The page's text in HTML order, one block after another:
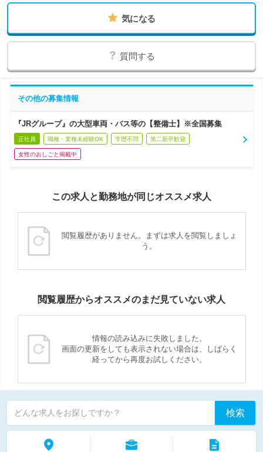
気になる
質問する
その他の募集情報
『JRグループ』の大型車両・バス等の【整備士】※全国募集
正社員 職種・業種未経験OK 学歴不問 第二新卒歓迎
女性のおしごと掲載中
この求人と勤務地が同じオススメ求人
閲覧履歴がありません。まずは求人を閲覧しましょ
う。
閲覧履歴からオススメのまだ見ていない求人
情報の読み込みに失敗しました。
画面の更新をしても表示されない場合は、しばらく
経ってから再度お試しください。
どんな求人をお探しですか？ 検索